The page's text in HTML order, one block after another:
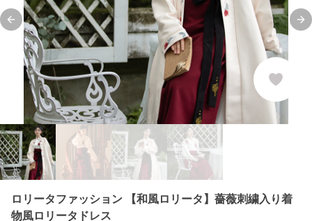
Previous slide
ロリータファッション 【和風ロリータ】薔薇刺繍入り着
物風ロリータドレス